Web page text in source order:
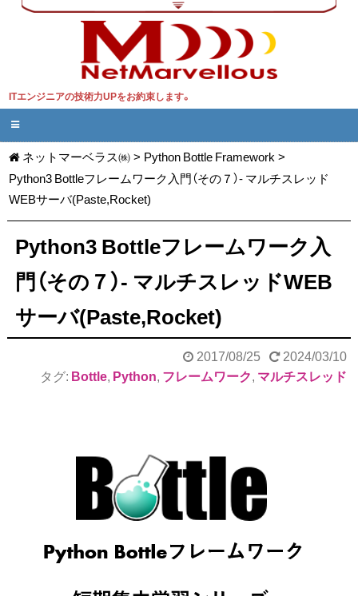
ITエンジニアの技術力UPをお約束します。
ネットマーベラス㈱> Python Bottle Framework>
Python3 Bottleフレームワーク入門（その７）- マルチスレッド
WEBサーバ(Paste,Rocket)
Python3 Bottleフレームワーク入
門（その７）- マルチスレッドWEB
サーバ(Paste,Rocket)
2017/08/25
2024/03/10
タグ: Bottle, Python, フレームワーク, マルチスレッド